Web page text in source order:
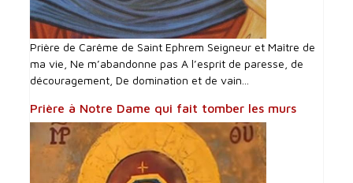
Prière de Carême de Saint Ephrem Seigneur et Maître de
ma vie, Ne m’abandonne pas A l’esprit de paresse, de
découragement, De domination et de vain...
Prière à Notre Dame qui fait tomber les murs